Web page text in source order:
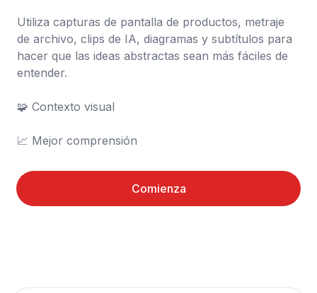
Utiliza capturas de pantalla de productos, metraje
de archivo, clips de IA, diagramas y subtítulos para
hacer que las ideas abstractas sean más fáciles de
entender.
🧩 Contexto visual
📈 Mejor comprensión
Comienza